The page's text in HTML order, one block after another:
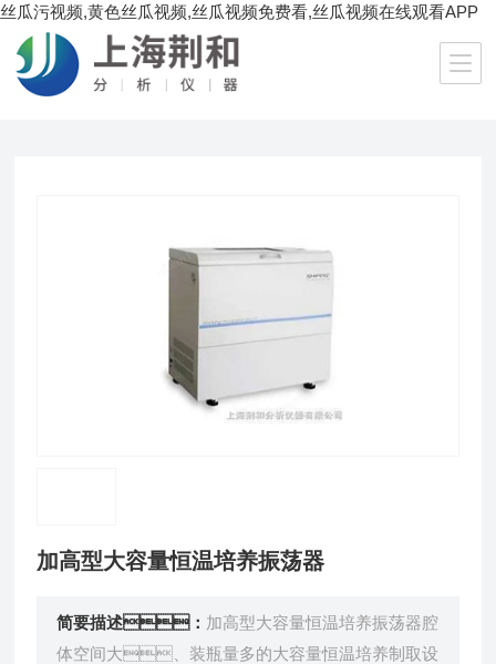
丝瓜污视频,黄色丝瓜视频,丝瓜视频免费看,丝瓜视频在线观看APP
当前位置： 首页 /产品中心 / SPH-111C、211C加高型大容量恒温培养振荡器
加高型大容量恒温培养振荡器
简要描述： 加高型大容量恒温培养振荡器腔
体空间大、装瓶量多的大容量恒温培养制取设